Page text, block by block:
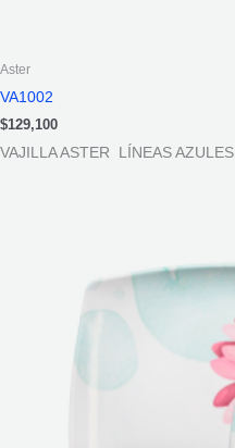
Aster
VA1002
$129,100
VAJILLA ASTER LÍNEAS AZULES